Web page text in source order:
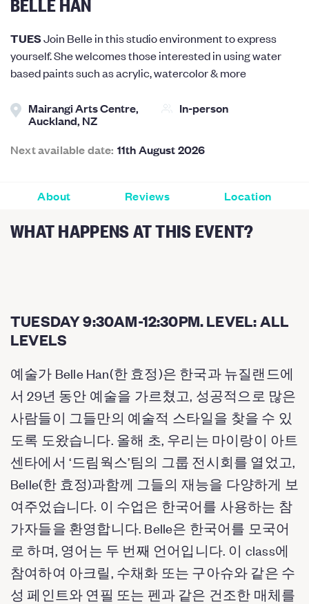
TUESJoin Belle in this studio environment to express
yourself. She welcomes those interested in using water
based paints such as acrylic, watercolor & more
Mairangi Arts Centre,
Auckland, NZ
In-person
Next available date: 11th August 2026
About Reviews Location
WHAT HAPPENS AT THIS EVENT?
TUESDAY 9:30AM-12:30PM. LEVEL: ALL
LEVELS
예술가 Belle Han(한 효정)은 한국과 뉴질랜드에
서 29년 동안 예술을 가르쳤고, 성공적으로 많은
사람들이 그들만의 예술적 스타일을 찾을 수 있
도록 도왔습니다. 올해 초, 우리는 마이랑이 아트
센타에서 ‘드림웍스’팀의 그룹 전시회를 열었고,
Belle(한 효정)과함께 그들의 재능을 다양하게 보
여주었습니다. 이 수업은 한국어를 사용하는 참
가자들을 환영합니다. Belle은 한국어를 모국어
로 하며, 영어는 두 번째 언어입니다. 이 class에
참여하여 아크릴, 수채화 또는 구아슈와 같은 수
성 페인트와 연필 또는 펜과 같은 건조한 매체를